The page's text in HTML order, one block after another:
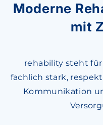
Moderne
mit
rehability steht
fachlich stark,
Kommunikation